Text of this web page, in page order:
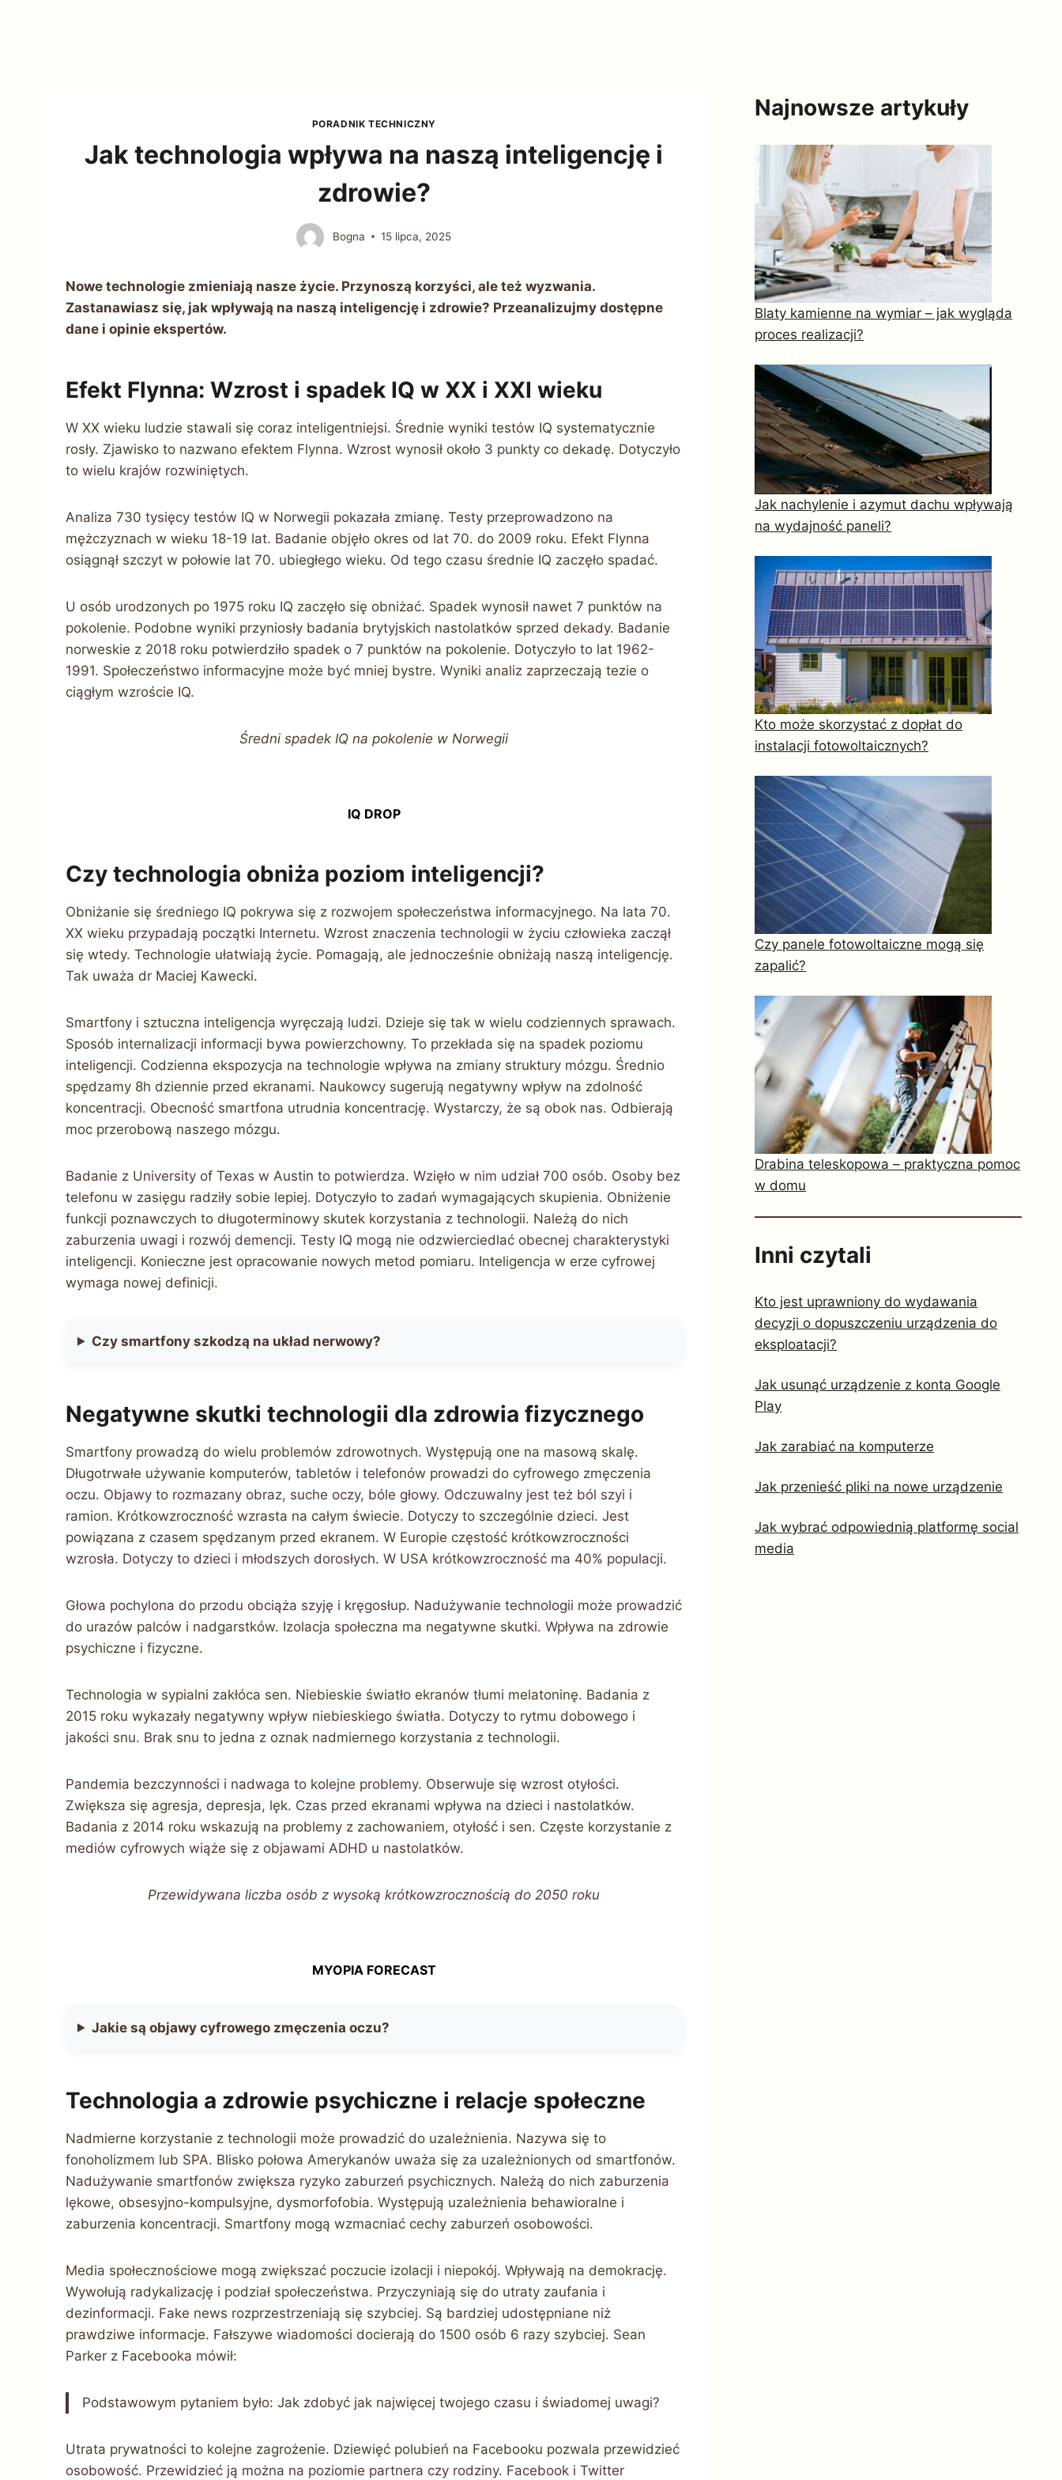
PORADNIK TECHNICZNY
Jak technologia wpływa na naszą inteligencję i
zdrowie?
Bogna 15 lipca, 2025
Nowe technologie zmieniają nasze życie. Przynoszą korzyści, ale też wyzwania.
Zastanawiasz się, jak wpływają na naszą inteligencję i zdrowie? Przeanalizujmy dostępne
dane i opinie ekspertów.
Efekt Flynna: Wzrost i spadek IQ w XX i XXI wieku
W XX wieku ludzie stawali się coraz inteligentniejsi. Średnie wyniki testów IQ systematycznie
rosły. Zjawisko to nazwano efektem Flynna. Wzrost wynosił około 3 punkty co dekadę. Dotyczyło
to wielu krajów rozwiniętych.
Analiza 730 tysięcy testów IQ w Norwegii pokazała zmianę. Testy przeprowadzono na
mężczyznach w wieku 18-19 lat. Badanie objęło okres od lat 70. do 2009 roku. Efekt Flynna
osiągnął szczyt w połowie lat 70. ubiegłego wieku. Od tego czasu średnie IQ zaczęło spadać.
U osób urodzonych po 1975 roku IQ zaczęło się obniżać. Spadek wynosił nawet 7 punktów na
pokolenie. Podobne wyniki przyniosły badania brytyjskich nastolatków sprzed dekady. Badanie
norweskie z 2018 roku potwierdziło spadek o 7 punktów na pokolenie. Dotyczyło to lat 1962-
1991. Społeczeństwo informacyjne może być mniej bystre. Wyniki analiz zaprzeczają tezie o
ciągłym wzroście IQ.
Średni spadek IQ na pokolenie w Norwegii
IQ DROP
Czy technologia obniża poziom inteligencji?
Obniżanie się średniego IQ pokrywa się z rozwojem społeczeństwa informacyjnego. Na lata 70.
XX wieku przypadają początki Internetu. Wzrost znaczenia technologii w życiu człowieka zaczął
się wtedy. Technologie ułatwiają życie. Pomagają, ale jednocześnie obniżają naszą inteligencję.
Tak uważa dr Maciej Kawecki.
Smartfony i sztuczna inteligencja wyręczają ludzi. Dzieje się tak w wielu codziennych sprawach.
Sposób internalizacji informacji bywa powierzchowny. To przekłada się na spadek poziomu
inteligencji. Codzienna ekspozycja na technologie wpływa na zmiany struktury mózgu. Średnio
spędzamy 8h dziennie przed ekranami. Naukowcy sugerują negatywny wpływ na zdolność
koncentracji. Obecność smartfona utrudnia koncentrację. Wystarczy, że są obok nas. Odbierają
moc przerobową naszego mózgu.
Badanie z University of Texas w Austin to potwierdza. Wzięło w nim udział 700 osób. Osoby bez
telefonu w zasięgu radziły sobie lepiej. Dotyczyło to zadań wymagających skupienia. Obniżenie
funkcji poznawczych to długoterminowy skutek korzystania z technologii. Należą do nich
zaburzenia uwagi i rozwój demencji. Testy IQ mogą nie odzwierciedlać obecnej charakterystyki
inteligencji. Konieczne jest opracowanie nowych metod pomiaru. Inteligencja w erze cyfrowej
wymaga nowej definicji.
Czy smartfony szkodzą na układ nerwowy?
Negatywne skutki technologii dla zdrowia fizycznego
Smartfony prowadzą do wielu problemów zdrowotnych. Występują one na masową skalę.
Długotrwałe używanie komputerów, tabletów i telefonów prowadzi do cyfrowego zmęczenia
oczu. Objawy to rozmazany obraz, suche oczy, bóle głowy. Odczuwalny jest też ból szyi i
ramion. Krótkowzroczność wzrasta na całym świecie. Dotyczy to szczególnie dzieci. Jest
powiązana z czasem spędzanym przed ekranem. W Europie częstość krótkowzroczności
wzrosła. Dotyczy to dzieci i młodszych dorosłych. W USA krótkowzroczność ma 40% populacji.
Głowa pochylona do przodu obciąża szyję i kręgosłup. Nadużywanie technologii może prowadzić
do urazów palców i nadgarstków. Izolacja społeczna ma negatywne skutki. Wpływa na zdrowie
psychiczne i fizyczne.
Technologia w sypialni zakłóca sen. Niebieskie światło ekranów tłumi melatoninę. Badania z
2015 roku wykazały negatywny wpływ niebieskiego światła. Dotyczy to rytmu dobowego i
jakości snu. Brak snu to jedna z oznak nadmiernego korzystania z technologii.
Pandemia bezczynności i nadwaga to kolejne problemy. Obserwuje się wzrost otyłości.
Zwiększa się agresja, depresja, lęk. Czas przed ekranami wpływa na dzieci i nastolatków.
Badania z 2014 roku wskazują na problemy z zachowaniem, otyłość i sen. Częste korzystanie z
mediów cyfrowych wiąże się z objawami ADHD u nastolatków.
Przewidywana liczba osób z wysoką krótkowzrocznością do 2050 roku
MYOPIA FORECAST
Jakie są objawy cyfrowego zmęczenia oczu?
Technologia a zdrowie psychiczne i relacje społeczne
Nadmierne korzystanie z technologii może prowadzić do uzależnienia. Nazywa się to
fonoholizmem lub SPA. Blisko połowa Amerykanów uważa się za uzależnionych od smartfonów.
Nadużywanie smartfonów zwiększa ryzyko zaburzeń psychicznych. Należą do nich zaburzenia
lękowe, obsesyjno-kompulsyjne, dysmorfofobia. Występują uzależnienia behawioralne i
zaburzenia koncentracji. Smartfony mogą wzmacniać cechy zaburzeń osobowości.
Media społecznościowe mogą zwiększać poczucie izolacji i niepokój. Wpływają na demokrację.
Wywołują radykalizację i podział społeczeństwa. Przyczyniają się do utraty zaufania i
dezinformacji. Fake news rozprzestrzeniają się szybciej. Są bardziej udostępniane niż
prawdziwe informacje. Fałszywe wiadomości docierają do 1500 osób 6 razy szybciej. Sean
Parker z Facebooka mówił:
Podstawowym pytaniem było: Jak zdobyć jak najwięcej twojego czasu i świadomej uwagi?
Utrata prywatności to kolejne zagrożenie. Dziewięć polubień na Facebooku pozwala przewidzieć
osobowość. Przewidzieć ją można na poziomie partnera czy rodziny. Facebook i Twitter
Najnowsze artykuły
Blaty kamienne na wymiar – jak wygląda
proces realizacji?
Jak nachylenie i azymut dachu wpływają
na wydajność paneli?
Kto może skorzystać z dopłat do
instalacji fotowoltaicznych?
Czy panele fotowoltaiczne mogą się
zapalić?
Drabina teleskopowa – praktyczna pomoc
w domu
Inni czytali
Kto jest uprawniony do wydawania
decyzji o dopuszczeniu urządzenia do
eksploatacji?
Jak usunąć urządzenie z konta Google
Play
Jak zarabiać na komputerze
Jak przenieść pliki na nowe urządzenie
Jak wybrać odpowiednią platformę social
media